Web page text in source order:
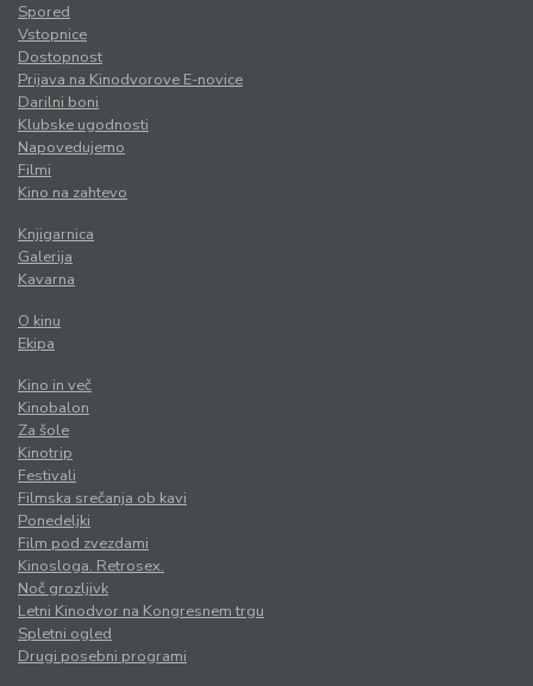
Spored
Vstopnice
Dostopnost
Prijava na Kinodvorove E-novice
Darilni boni
Klubske ugodnosti
Napovedujemo
Filmi
Kino na zahtevo
Knjigarnica
Galerija
Kavarna
O kinu
Ekipa
Kino in več
Kinobalon
Za šole
Kinotrip
Festivali
Filmska srečanja ob kavi
Ponedeljki
Film pod zvezdami
Kinosloga. Retrosex.
Noč grozljivk
Letni Kinodvor na Kongresnem trgu
Spletni ogled
Drugi posebni programi